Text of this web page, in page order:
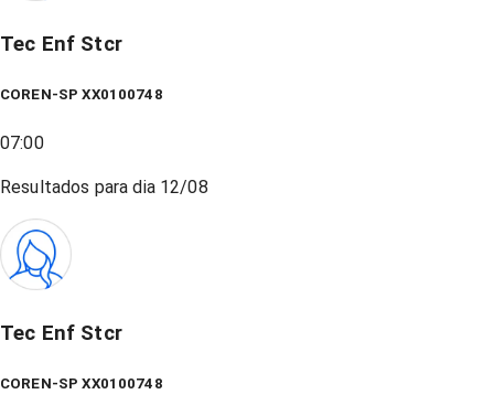
Tec Enf Stcr
COREN-SP XX0100748
07:00
Resultados para dia 12/08
Tec Enf Stcr
COREN-SP XX0100748